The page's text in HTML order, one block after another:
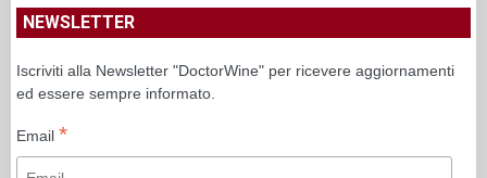
NEWSLETTER
Iscriviti alla Newsletter "DoctorWine" per ricevere aggiornamenti
ed essere sempre informato.
Email *